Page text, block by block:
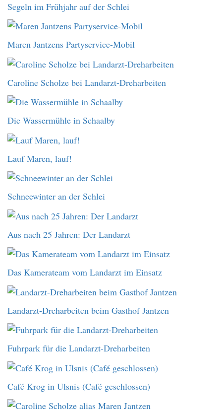
Segeln im Frühjahr auf der Schlei
Maren Jantzens Partyservice-Mobil
Caroline Scholze bei Landarzt-Dreharbeiten
Die Wassermühle in Schaalby
Lauf Maren, lauf!
Schneewinter an der Schlei
Aus nach 25 Jahren: Der Landarzt
Das Kamerateam vom Landarzt im Einsatz
Landarzt-Dreharbeiten beim Gasthof Jantzen
Fuhrpark für die Landarzt-Dreharbeiten
Café Krog in Ulsnis (Café geschlossen)